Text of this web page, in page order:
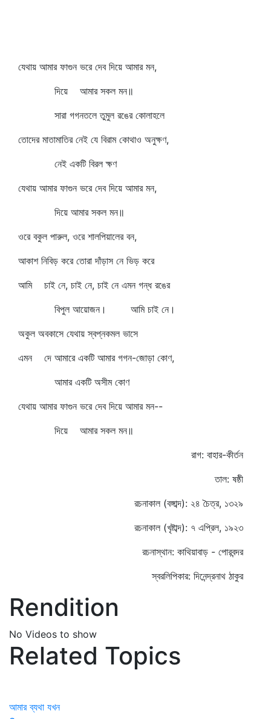
যেথায় আমার ফাগুন ভরে দেব দিয়ে আমার মন,
দিয়ে আমার সকল মন॥
সারা গগনতলে তুমুল রঙের কোলাহলে
তোদের মাতামাতির নেই যে বিরাম কোথাও অনুক্ষণ,
নেই একটি বিরল ক্ষণ
যেথায় আমার ফাগুন ভরে দেব দিয়ে আমার মন,
দিয়ে আমার সকল মন॥
ওরে বকুল পারুল, ওরে শালপিয়ালের বন,
আকাশ নিবিড় করে তোরা দাঁড়াস নে ভিড় করে
আমি চাই নে, চাই নে, চাই নে এমন গন্ধ রঙের
বিপুল আয়োজন। আমি চাই নে।
অকুল অবকাসে যেথায় স্বপ্নকমল ভাসে
এমন দে আমারে একটি আমার গগন-জোড়া কোণ,
আমার একটি অসীম কোণ
যেথায় আমার ফাগুন ভরে দেব দিয়ে আমার মন--
দিয়ে আমার সকল মন॥
রাগ: বাহার-কীর্তন
তাল: ষষ্ঠী
রচনাকাল (বঙ্গাব্দ): ২৪ চৈত্র, ১৩২৯
রচনাকাল (খৃষ্টাব্দ): ৭ এপ্রিল, ১৯২৩
রচনাস্থান: কাথিয়াবাড় - পোরবন্দর
স্বরলিপিকার: দিনেন্দ্রনাথ ঠাকুর
Rendition
No Videos to show
Related Topics
আমার ব্যথা যখন